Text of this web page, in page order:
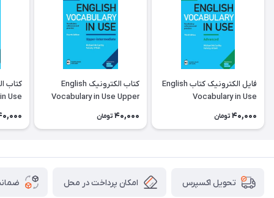
فایل الکترونیک کتاب English
Vocabulary in Use
40,000 تومان
کتاب الکترونیک English
Vocabulary in Use Upper
40,000 تومان
Use
تحویل اکسپرس امکان پرداخت در محل